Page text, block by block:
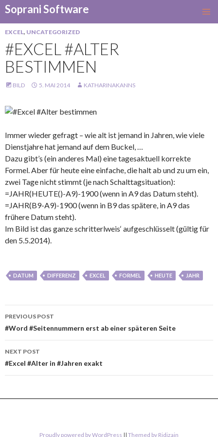
Soprani Software
TO
EXCEL, UNCATEGORIZED
#EXCEL #ALTER
BESTIMMEN
BILD 5. MAI 2014 KATHARINAKANNS
Immer wieder gefragt – wie alt ist jemand in Jahren, wie viele
Dienstjahre hat jemand auf dem Buckel, …
Dazu gibt’s (ein anderes Mal) eine tagesaktuell korrekte
Formel. Aber für heute eine einfache, die halt ab und zu um ein,
zwei Tage nicht stimmt (je nach Schalttagsituation):
=JAHR(HEUTE()-A9)-1900 (wenn in A9 das Datum steht).
=JAHR(B9-A9)-1900 (wenn in B9 das spätere, in A9 das
frühere Datum steht).
Im Bild ist das ganze schritterlweis‘ aufgeschlüsselt (gültig für
den 5.5.2014).
DATUM DIFFERENZ EXCEL FORMEL HEUTE JAHR
Post
navigation
PREVIOUS POST
#Word #Seitennummern erst ab einer späteren Seite
NEXT POST
#Excel #Alter in #Jahren exakt
Proudly powered by WordPress || Themed by Ridizain